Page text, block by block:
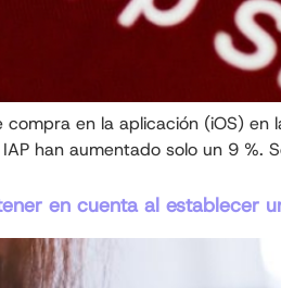
compra en la aplicación (iOS)
han aumentado solo un 9
en cuenta al establecer